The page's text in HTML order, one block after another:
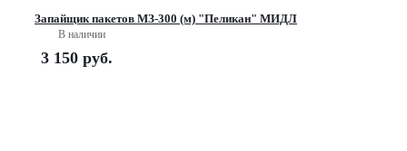
Запайщик пакетов МЗ-300 (м) "Пеликан" МИДЛ
В наличии
3 150 руб.